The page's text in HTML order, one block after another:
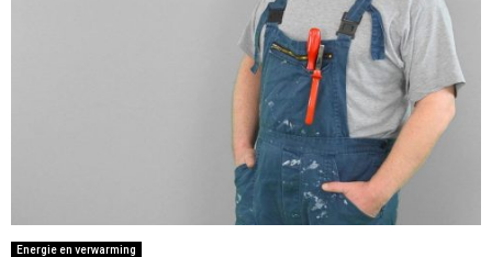
Energie en verwarming